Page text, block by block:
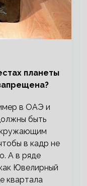
планеты
в ОАЭ и
быть
в кадр не
А в ряде
Ювелирный
квартала